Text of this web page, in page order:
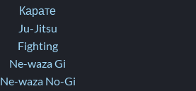
Карате
Ju-Jitsu
Fighting
Ne-waza Gi
Ne-waza No-Gi